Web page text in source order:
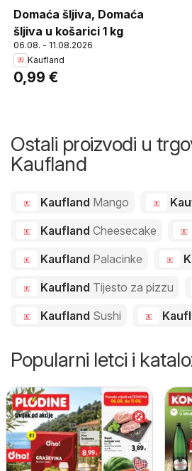
Domaća šljiva, Domaća
šljiva u košarici 1 kg
06.08. - 11.08.2026
Kaufland
0,99 €
Ostali proizvodi u
Kaufland
Kaufland Mango
Kaufland Cheesecake
Kaufland Palacinke
Kaufland Tijesto za pizzu
Kaufland Sushi
Popularni letci i